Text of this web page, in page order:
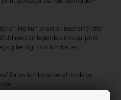
er ikke kun praktisk med sine lette
med sit legende dinosaurprint,
og læring, hvor komfort er i
for en kombination af mode og